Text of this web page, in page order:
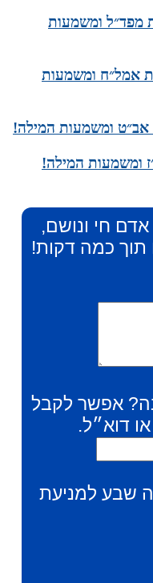
מפד״ל ומשמעות
אמל״ח ומשמעות
אב״ט ומשמעות המילה!
ומשמעות המילה!
חי ונושם,
תוך כמה דקות!
אפשר לקבל
דוא״ל.
שבע למניעת